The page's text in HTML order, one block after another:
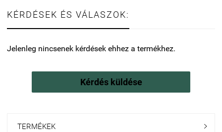
KÉRDÉSEK ÉS VÁLASZOK:
Jelenleg nincsenek kérdések ehhez a termékhez.
Kérdés küldése
TERMÉKEK 